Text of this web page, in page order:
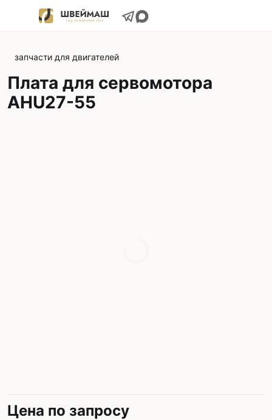
запчасти для двигателей
Плата для cервомотора
AHU27-55
Цена по запросу